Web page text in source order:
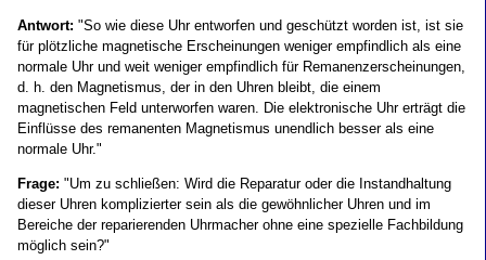
Antwort: "So wie diese Uhr entworfen und geschützt worden ist, ist sie
für plötzliche magnetische Erscheinungen weniger empfindlich als eine
normale Uhr und weit weniger empfindlich für Remanenzerscheinungen,
d. h. den Magnetismus, der in den Uhren bleibt, die einem
magnetischen Feld unterworfen waren. Die elektronische Uhr erträgt die
Einflüsse des remanenten Magnetismus unendlich besser als eine
normale Uhr."
Frage: "Um zu schließen: Wird die Reparatur oder die Instandhaltung
dieser Uhren komplizierter sein als die gewöhnlicher Uhren und im
Bereiche der reparierenden Uhrmacher ohne eine spezielle Fachbildung
möglich sein?"